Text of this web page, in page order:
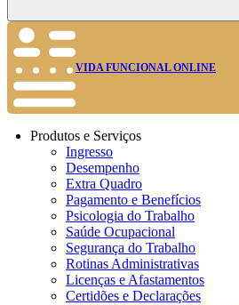
Buscar
VIDA FUNCIONAL ONLINE
Produtos e Serviços
Ingresso
Desempenho
Extra Quadro
Pagamento e Benefícios
Psicologia do Trabalho
Saúde Ocupacional
Segurança do Trabalho
Rotinas Administrativas
Licenças e Afastamentos
Certidões e Declarações